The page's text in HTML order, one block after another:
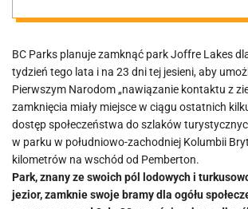
ziemią
Indian
BC Parks planuje zamknąć park Joffre Lakes
tydzień tego lata i na 23 dni tej jesieni, aby
Pierwszym Narodom „nawiązanie kontaktu z
zamknięcia miały miejsce w ciągu ostatnich
dostęp społeczeństwa do szlaków
w parku w południowo-zachodniej Kolumbii
kilometrów na wschód od Pemberton.
Park, znany ze swoich pól lodowych i
jezior, zamknie swoje bramy dla ogółu